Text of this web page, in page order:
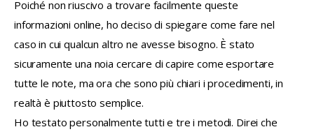
Poiché non riuscivo a trovare facilmente queste
informazioni online, ho deciso di spiegare come fare nel
caso in cui qualcun altro ne avesse bisogno. È stato
sicuramente una noia cercare di capire come esportare
tutte le note, ma ora che sono più chiari i procedimenti, in
realtà è piuttosto semplice.
Ho testato personalmente tutti e tre i metodi. Direi che